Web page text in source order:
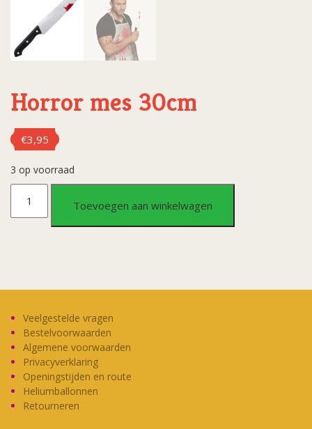
Horror mes 30cm
€3,95
3 op voorraad
Horror
aantal
Toevoegen aan winkelwagen
Veelgestelde vragen
Bestelvoorwaarden
Algemene voorwaarden
Privacyverklaring
Openingstijden en route
Heliumballonnen
Retourneren